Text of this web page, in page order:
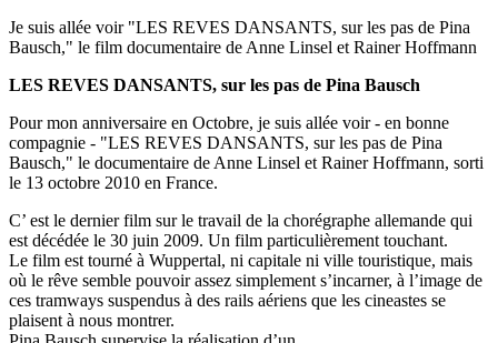
Je suis allée voir "LES REVES DANSANTS, sur les pas de Pina
Bausch," le film documentaire de Anne Linsel et Rainer Hoffmann
LES REVES DANSANTS, sur les pas de Pina Bausch
Pour mon anniversaire en Octobre, je suis allée voir - en bonne
compagnie - "LES REVES DANSANTS, sur les pas de Pina
Bausch," le documentaire de Anne Linsel et Rainer Hoffmann, sorti
le 13 octobre 2010 en France.
C’ est le dernier film sur le travail de la chorégraphe allemande qui
est décédée le 30 juin 2009. Un film particulièrement touchant.
Le film est tourné à Wuppertal, ni capitale ni ville touristique, mais
où le rêve semble pouvoir assez simplement s’incarner, à l’image de
ces tramways suspendus à des rails aériens que les cineastes se
plaisent à nous montrer.